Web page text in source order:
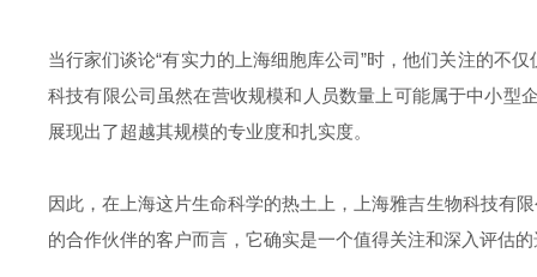
当行家们谈论“有实力的上海细胞库公司”时，他们关注的不
科技有限公司虽然在营收规模和人员数量上可能属于中小型
展现出了超越其规模的专业度和扎实度。
因此，在上海这片生命科学的热土上，上海雅吉生物科技有
的合作伙伴的客户而言，它确实是一个值得关注和深入评估